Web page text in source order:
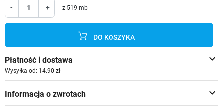
- + z 519 mb
DO KOSZYKA
keyboard_arrow_down
Płatność i dostawa
Wysyłka od: 14.90 zł
keyboard_arrow_down
Informacja o zwrotach